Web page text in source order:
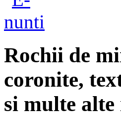
Rochii de
coronite,
si multe